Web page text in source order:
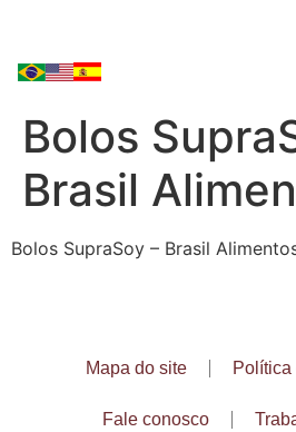
Bolos
Brasil
Bolos SupraSoy – Brasil
Mapa do site
Fale conosco